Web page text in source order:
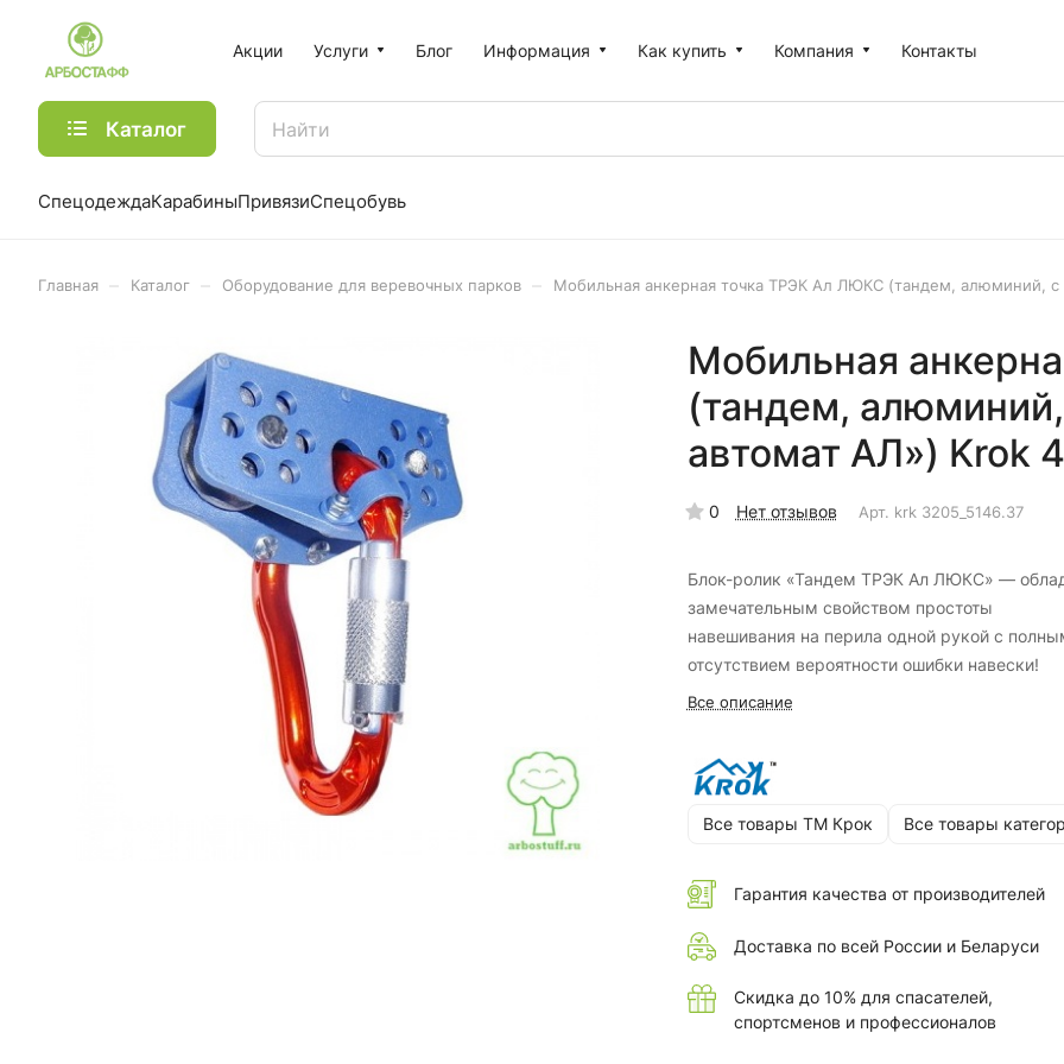
Акции Услуги Блог Информация Как купить Компания Контакты
Каталог
СпецодеждаКарабиныПривязиСпецобувь
Главная Каталог Оборудование для веревочных парков Мобильная анкерная точка ТРЭК Ал ЛЮКС (тандем, алюминий, с
Мобильная
(тандем,
автомат АЛ») Krok
0 Нет отзывов Арт. krk 3205_5146.37
Блок-ролик «Тандем ТРЭК Ал ЛЮКС» —
замечательным свойством простоты
навешивания на перила одной рукой с
отсутствием вероятности ошибки навески!
Все описание
Все товары ТМ Крок Все товары
Гарантия качества от производителей
Доставка по всей России и Беларуси
Скидка до 10% для спасателей,
спортсменов и профессионалов